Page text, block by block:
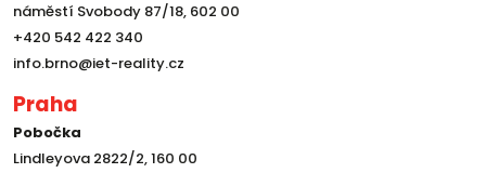
náměstí Svobody 87/18, 602 00
+420 542 422 340
info.brno@iet-reality.cz
Praha
Pobočka
Lindleyova 2822/2, 160 00